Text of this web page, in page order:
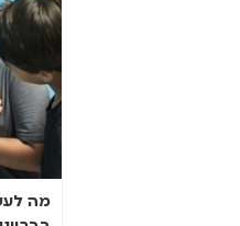
מה